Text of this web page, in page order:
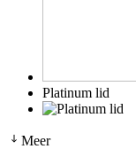
Platinum lid
Meer